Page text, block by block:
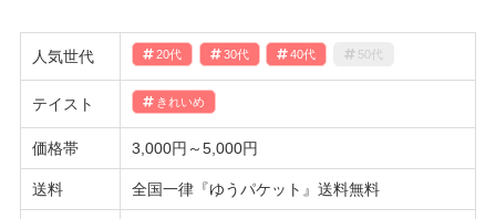
人気世代 20代 30代 40代 50代
テイスト きれいめ
価格帯 3,000円～5,000円
送料 全国一律『ゆうパケット』送料無料